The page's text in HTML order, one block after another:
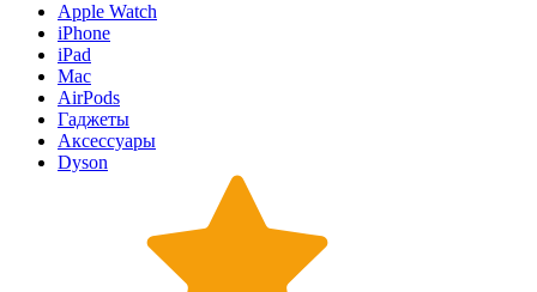
Apple Watch
iPhone
iPad
Mac
AirPods
Гаджеты
Аксессуары
Dyson